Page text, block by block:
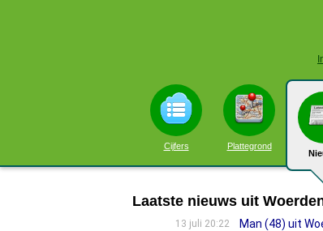
Cijfers Plattegrond
Laatste nieuws uit
13 juli 20:22 Man (48) uit